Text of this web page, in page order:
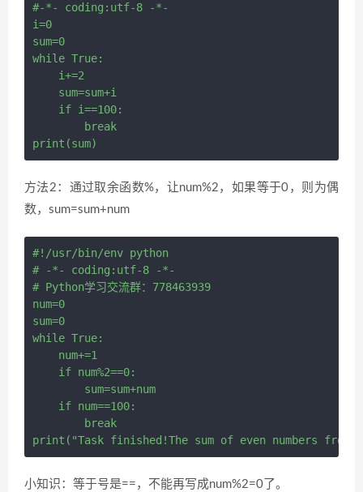
#-*- coding:utf-8 -*-
i=0
sum=0
while True:
    i+=2
    sum=sum+i
    if i==100:
        break
方法2：通过取余函数%，让num%2，如果等于0，则为偶
数，sum=sum+num
#!/usr/bin/env python
# -*- coding:utf-8 -*-
# Python学习交流群：778463939
num=0
sum=0
while True:
    num+=1
    if num%2==0:
        sum=sum+num
    if num==100:
        break
小知识：等于号是==，不能再写成num%2=0了。